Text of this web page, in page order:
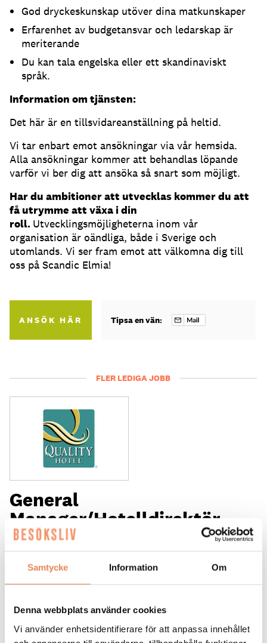
Samtycke Information Om
Denna webbplats använder cookies
Vi använder enhetsidentifierare för att anpassa innehållet
God dryckeskunskap utöver dina matkunskaper
Erfarenhet av budgetansvar och ledarskap är
meriterande
Du kan tala engelska eller ett skandinaviskt
språk.
Information om tjänsten:
Det här är en tillsvidareanställning på heltid.
Vi tar enbart emot ansökningar via vår hemsida.
Alla ansökningar kommer att behandlas löpande
varför vi ber dig att ansöka så snart som möjligt.
Har du ambitioner att utvecklas kommer du att
få utrymme att växa i din
roll. Utvecklingsmöjligheterna inom vår
organisation är oändliga, både i Sverige och
utomlands. Vi ser fram emot att välkomna dig till
oss på Scandic Elmia!
ANSÖK HÄR Tipsa en vän:
FLER LEDIGA JOBB
General
Manager/Hotelldirektör
Arbetsgivare: Quality Hotel Grand
Placeringsort: Falun
Sista ansökningsdag: 2026-09-04
DAGAR KVAR: